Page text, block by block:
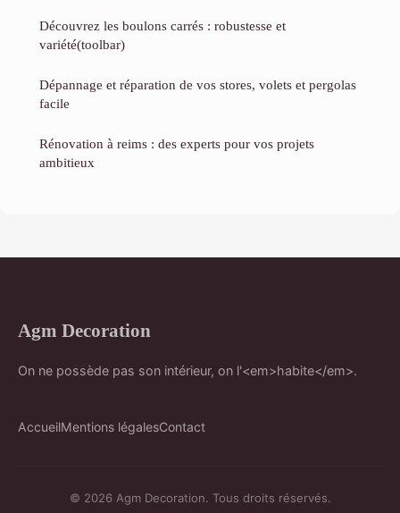
Découvrez les boulons carrés : robustesse et
variété(toolbar)
Dépannage et réparation de vos stores, volets et pergolas
facile
Rénovation à reims : des experts pour vos projets
ambitieux
Agm Decoration
On ne possède pas son intérieur, on l'<em>habite</em>.
AccueilMentions légalesContact
© 2026 Agm Decoration. Tous droits réservés.